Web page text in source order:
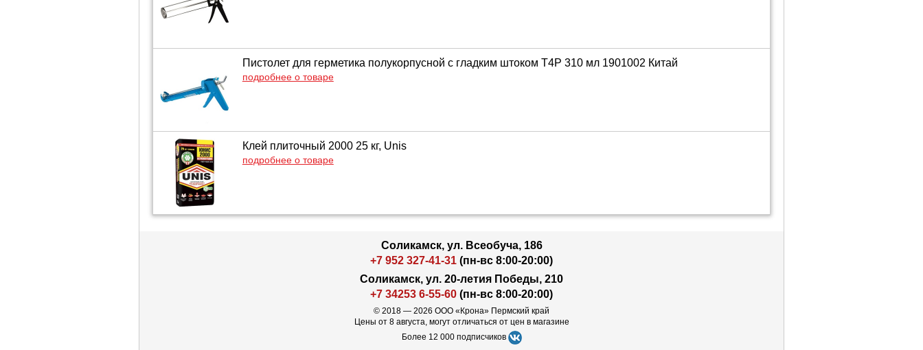
Пистолет для герметика полукорпусной с гладким штоком Т4Р 310 мл 1901002 Китай
подробнее о товаре
Клей плиточный 2000 25 кг, Unis
подробнее о товаре
Соликамск, ул. Всеобуча, 186
+7 952 327-41-31 (пн-вс 8:00-20:00)
Соликамск, ул. 20-летия Победы, 210
+7 34253 6-55-60 (пн-вс 8:00-20:00)
© 2018 — 2026 ООО «Крона» Пермский край
Цены от 8 августа, могут отличаться от цен в магазине
Более 12 000 подписчиков